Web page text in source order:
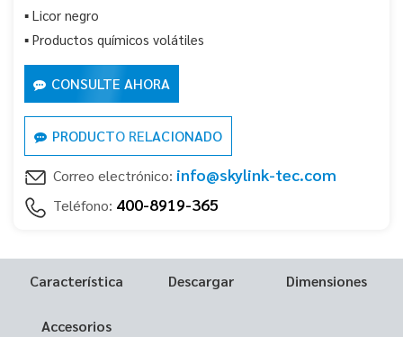
▪ Licor negro
▪ Productos químicos volátiles
CONSULTE AHORA
PRODUCTO RELACIONADO
Correo electrónico: info@skylink-tec.com
Teléfono: 400-8919-365
Característica Descargar Dimensiones
Accesorios